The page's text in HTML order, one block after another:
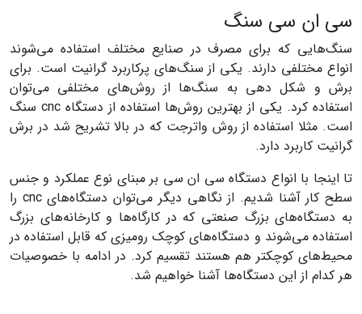
سی ان سی سنگ
سنگ‌هایی که برای مصرف در صنایع مختلف استفاده می‌شوند
انواع مختلفی دارند. یکی از سنگ‌های پرکاربرد گرانیت است. برای
برش و شکل دهی به سنگ‌ها از روش‌های مختلفی می‌توان
استفاده کرد. یکی از بهترین روش‌ها استفاده از دستگاه cnc سنگ
است. مثلا استفاده از روش واترجت که در بالا تشریح شد در برش
گرانیت کاربرد دارد.
تا اینجا با انواع دستگاه سی ان سی بر مبنای نوع عملکرد و جنس
سطح کار آشنا شدیم. از نگاهی دیگر می‌توان دستگاه‌های cnc را
به دستگاه‌های بزرگ صنعتی که در کارگاه‌ها و کارخانه‌های بزرگ
استفاده می‌شوند و دستگاه‌های کوچک رومیزی که قابل استفاده در
محیط‌های کوچکتر هم هستند تقسیم کرد. در ادامه با خصوصیات
هر کدام از این دستگاه‌ها آشنا خواهیم شد.